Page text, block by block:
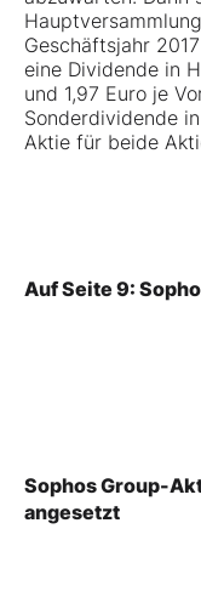
Geschäftsjahr
eine Dividende in
und 1,97 Euro je
Sonderdividende
Aktie für beide
Auf Seite 9:
Sophos Group-
angesetzt